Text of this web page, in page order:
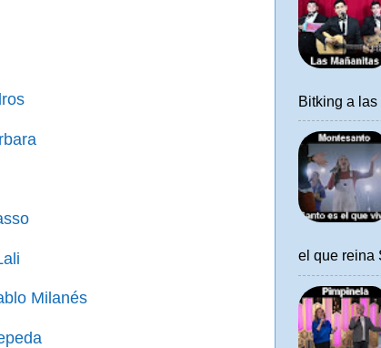
Milanés
Bitking a las
el que reina